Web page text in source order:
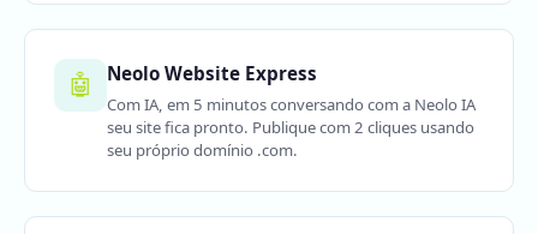
🤖 Neolo Website Express
Com IA, em 5 minutos conversando com a Neolo IA
seu site fica pronto. Publique com 2 cliques usando
seu próprio domínio .com.